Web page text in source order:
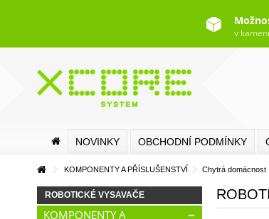
v
NOVINKY OBCHODNÍ PODMÍNKY
KOMPONENTY A PŘÍSLUŠENSTVÍ Chytrá domácnost
ROBOTICKÉ VYSAVAČE
KOMPONENTY A